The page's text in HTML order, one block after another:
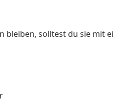
bleiben, solltest du sie mit